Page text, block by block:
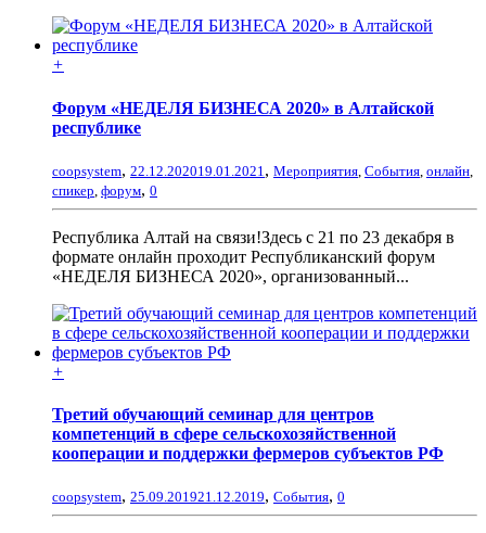
+
Форум «НЕДЕЛЯ БИЗНЕСА 2020» в Алтайской
республике
coopsystem, 22.12.202019.01.2021 , Мероприятия События онлайн
спикер форум, 0
Республика Алтай на связи!Здесь с 21 по 23 декабря в
формате онлайн проходит Республиканский форум
«НЕДЕЛЯ БИЗНЕСА 2020», организованный...
+
Третий обучающий семинар для центров
компетенций в сфере сельскохозяйственной
кооперации и поддержки фермеров субъектов РФ
coopsystem, 25.09.201921.12.2019, События, 0